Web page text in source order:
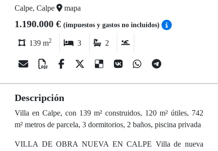
Calpe, Calpe mapa
1.190.000 € (impuestos y gastos no incluídos)
139 m2 3 2
Descripción
Villa en Calpe, con 139 m² construidos, 120 m² útiles, 742
m² metros de parcela, 3 dormitorios, 2 baños, piscina privada
VILLA DE OBRA NUEVA EN CALPE Villa de nueva